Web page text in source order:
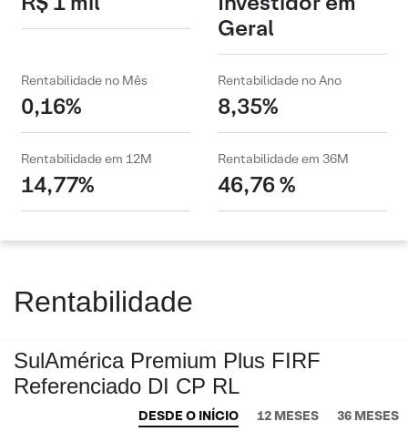
Geral
Rentabilidade no Mês
0,16%
Rentabilidade no Ano
8,35%
Rentabilidade em 12M
14,77%
Rentabilidade em 36M
46,76 %
Rentabilidade
SulAmérica Premium Plus FIRF
Referenciado DI CP RL
DESDE O INÍCIO 12 MESES 36 MESES